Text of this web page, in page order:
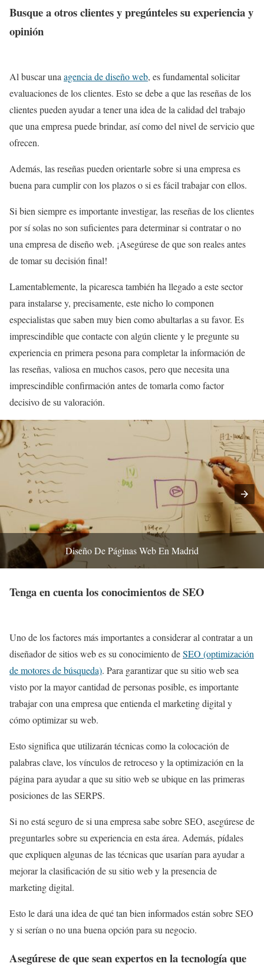
Busque a otros clientes y pregúnteles su experiencia y
opinión
Al buscar una agencia de diseño web, es fundamental solicitar
evaluaciones de los clientes. Esto se debe a que las reseñas de los
clientes pueden ayudar a tener una idea de la calidad del trabajo
que una empresa puede brindar, así como del nivel de servicio que
ofrecen.
Además, las reseñas pueden orientarle sobre si una empresa es
buena para cumplir con los plazos o si es fácil trabajar con ellos.
Si bien siempre es importante investigar, las reseñas de los clientes
por sí solas no son suficientes para determinar si contratar o no
una empresa de diseño web. ¡Asegúrese de que son reales antes
de tomar su decisión final!
Lamentablemente, la picaresca también ha llegado a este sector
para instalarse y, precisamente, este nicho lo componen
especialistas que saben muy bien como abultarlas a su favor. Es
imprescindible que contacte con algún cliente y le pregunte su
experiencia en primera pesona para completar la información de
las reseñas, valiosa en muchos casos, pero que necesita una
imprescindible confirmación antes de tomarla como factor
decisivo de su valoración.
Diseño De Páginas Web En Madrid
Tenga en cuenta los conocimientos de SEO
Uno de los factores más importantes a considerar al contratar a un
diseñador de sitios web es su conocimiento deSEO (optimización
de motores de búsqueda). Para garantizar que su sitio web sea
visto por la mayor cantidad de personas posible, es importante
trabajar con una empresa que entienda el marketing digital y
cómo optimizar su web.
Esto significa que utilizarán técnicas como la colocación de
palabras clave, los vínculos de retroceso y la optimización en la
página para ayudar a que su sitio web se ubique en las primeras
posiciones de las SERPS.
Si no está seguro de si una empresa sabe sobre SEO, asegúrese de
preguntarles sobre su experiencia en esta área. Además, pídales
que expliquen algunas de las técnicas que usarían para ayudar a
mejorar la clasificación de su sitio web y la presencia de
marketing digital.
Esto le dará una idea de qué tan bien informados están sobre SEO
y si serían o no una buena opción para su negocio.
Asegúrese de que sean expertos en la tecnología que